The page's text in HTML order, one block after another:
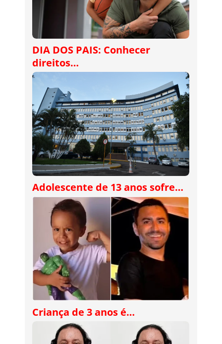
DIA DOS PAIS: Conhecer
direitos…
Adolescente de 13 anos sofre…
Criança de 3 anos é…